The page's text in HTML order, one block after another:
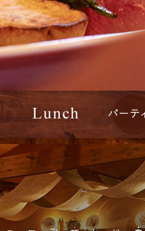
当店は最大